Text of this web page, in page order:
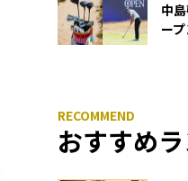
中
ー
おすすめ